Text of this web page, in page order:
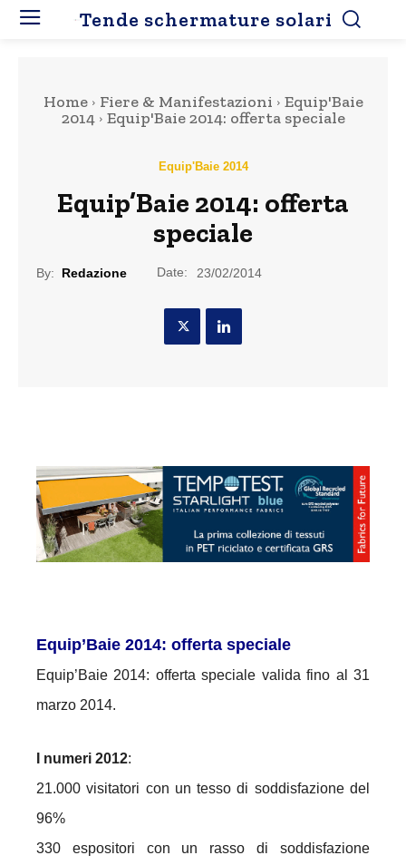
Tende schermature solari
Home Fiere & Manifestazioni
Equip'Baie
2014
Equip'Baie 2014: offerta speciale
Equip'Baie 2014
Equip’Baie 2014: offerta
speciale
By: Redazione Date: 23/02/2014
Equip’Baie 2014: offerta speciale
Equip’Baie 2014: offerta speciale valida fino al 31
marzo 2014.
I numeri 2012:
21.000 visitatori con un tesso di soddisfazione del
96%
330 espositori con un rasso di soddisfazione